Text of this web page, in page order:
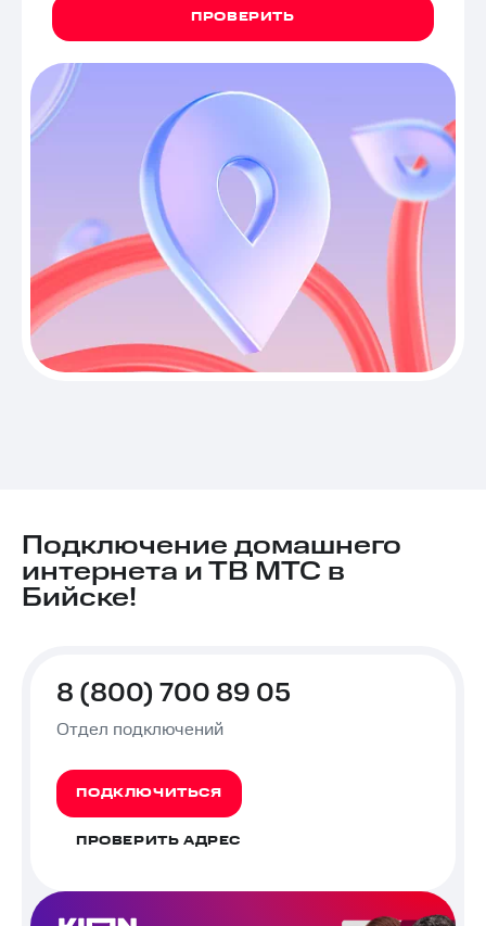
ПРОВЕРИТЬ
Подключение домашнего
интернета и ТВ МТС в
Бийске!
8 (800) 700 89 05
Отдел подключений
ПОДКЛЮЧИТЬСЯ
ПРОВЕРИТЬ АДРЕС